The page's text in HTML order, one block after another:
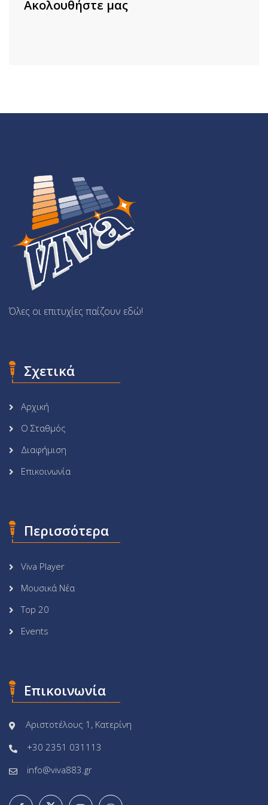
Ακολουθήστε μας
Όλες οι επιτυχίες παίζουν εδώ!
Σχετικά
Αρχική
Ο Σταθμός
Διαφήμιση
Επικοινωνία
Περισσότερα
Viva Player
Μουσικά Νέα
Top 20
Events
Επικοινωνία
Αριστοτέλους 1, Κατερίνη
+30 2351 031113
info@viva883.gr